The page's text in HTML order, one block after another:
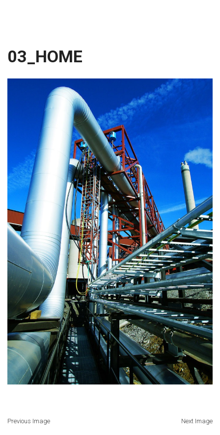
03_HOME
Previous Image Next Image